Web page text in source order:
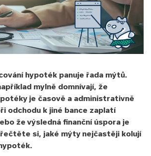
hypoték panuje řada mýtů.
mylně domnívají, že
je časově a administrativně
odchodu k jiné bance zaplatí
že výsledná finanční úspora je
si, jaké mýty nejčastěji kolují